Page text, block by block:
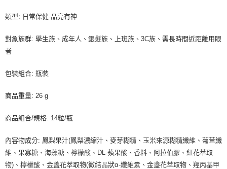
類型: 日常保健-晶亮有神
對象族群: 學生族、成年人、銀髮族、上班族、3C族、需長時間近距離用眼
者
包裝組合: 瓶裝
商品重量: 26 g
商品組合/規格: 14粒/瓶
內容物成分: 鳳梨果汁(鳳梨濃縮汁、麥芽糊精、玉米來源糊精纖維、菊苣纖
維、果寡糖、海藻糖、檸檬酸、DL-蘋果酸、香料、阿拉伯膠、紅花萃取
物)、檸檬酸、金盞花萃取物(微結晶狀α-纖維素、金盞花萃取物、羥丙基甲